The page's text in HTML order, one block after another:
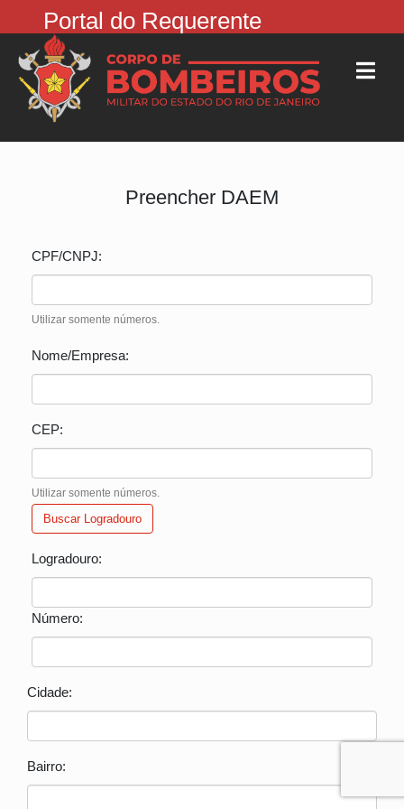
Portal do Requerente
Preencher DAEM
CPF/CNPJ:
Utilizar somente números.
Nome/Empresa:
CEP:
Utilizar somente números.
Buscar Logradouro
Logradouro:
Número:
Cidade:
Bairro: